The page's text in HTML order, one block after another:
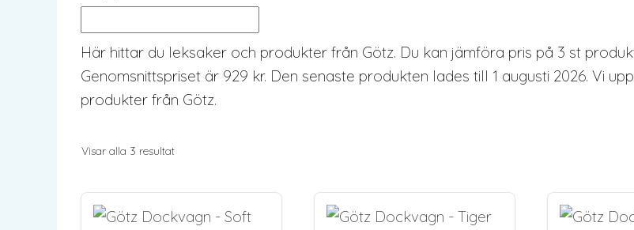
Här hittar du leksaker och produkter från Götz. Du kan jämföra pris på 3 st
Genomsnittspriset är 929 kr. Den senaste produkten lades till 1 augusti 2026. Vi
produkter från Götz.
Visar alla 3 resultatSortera